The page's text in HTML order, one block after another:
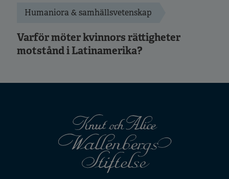
Humaniora & samhällsvetenskap
Varför möter kvinnors rättigheter
motstånd i Latinamerika?